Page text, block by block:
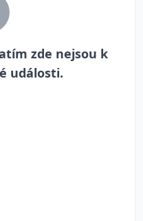
zde nejsou k
události.